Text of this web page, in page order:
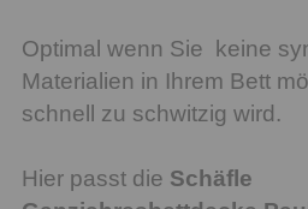
Optimal wenn Sie keine
Materialien in Ihrem Bett
schnell zu schwitzig wird.
Hier passt die Schäfle